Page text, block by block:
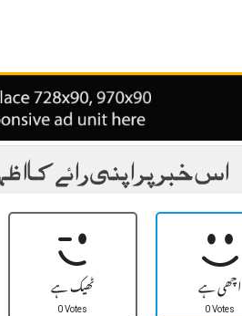
اس خبر پر اپنی رائے کا
ٹھیک ہے
0 Votes اچھی ہے
0 Votes